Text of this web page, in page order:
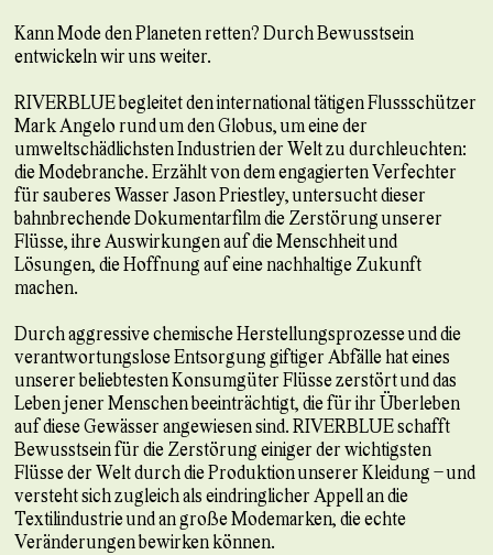
Kann Mode den Planeten retten? Durch Bewusstsein
entwickeln wir uns weiter.
RIVERBLUE begleitet den international tätigen Flussschützer
Mark Angelo rund um den Globus, um eine der
umweltschädlichsten Industrien der Welt zu durchleuchten:
die Modebranche. Erzählt von dem engagierten Verfechter
für sauberes Wasser Jason Priestley, untersucht dieser
bahnbrechende Dokumentarfilm die Zerstörung unserer
Flüsse, ihre Auswirkungen auf die Menschheit und
Lösungen, die Hoffnung auf eine nachhaltige Zukunft
machen.
Durch aggressive chemische Herstellungsprozesse und die
verantwortungslose Entsorgung giftiger Abfälle hat eines
unserer beliebtesten Konsumgüter Flüsse zerstört und das
Leben jener Menschen beeinträchtigt, die für ihr Überleben
auf diese Gewässer angewiesen sind. RIVERBLUE schafft
Bewusstsein für die Zerstörung einiger der wichtigsten
Flüsse der Welt durch die Produktion unserer Kleidung – und
versteht sich zugleich als eindringlicher Appell an die
Textilindustrie und an große Modemarken, die echte
Veränderungen bewirken können.